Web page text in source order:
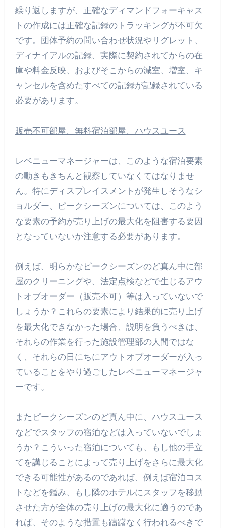
繰り返しますが、正確なディマンドフォーキャス
トの作成には正確な記録のトラッキングが不可欠
です。団体予約の問い合わせ状況やリグレット、
ディナイアルの記録、実際に契約されてからの在
庫や料金反映、およびそこからの減室、増室、キ
ャンセルを含めたすべての記録が記録されている
必要があります。
販売不可部屋、無料宿泊部屋、ハウスユース
レベニューマネージャーは、このような宿泊要素
の動きもきちんと観察していなくてはなりませ
ん。特にディスプレイスメントが発生しそうなシ
ョルダー、ピークシーズンについては、このよう
な要素の予約が売り上げの最大化を阻害する要因
となっていないか注意する必要があります。
例えば、明らかなピークシーズンのど真ん中に部
屋のクリーニングや、法定点検などで生じるアウ
トオブオーダー（販売不可）等は入っていないで
しょうか？これらの要素により結果的に売り上げ
を最大化できなかった場合、説明を負うべきは、
それらの作業を行った施設管理部の人間ではな
く、それらの日にちにアウトオブオーダーが入っ
ていることをやり過ごしたレベニューマネージャ
ーです。
またピークシーズンのど真ん中に、ハウスユース
などでスタッフの宿泊などは入っていないでしょ
うか？こういった宿泊についても、もし他の手立
てを講じることによって売り上げをさらに最大化
できる可能性があるのであれば、例えば宿泊コス
トなどを鑑み、もし隣のホテルにスタッフを移動
させた方が全体の売り上げの最大化に適うのであ
れば、そのような措置も躊躇なく行われるべきで